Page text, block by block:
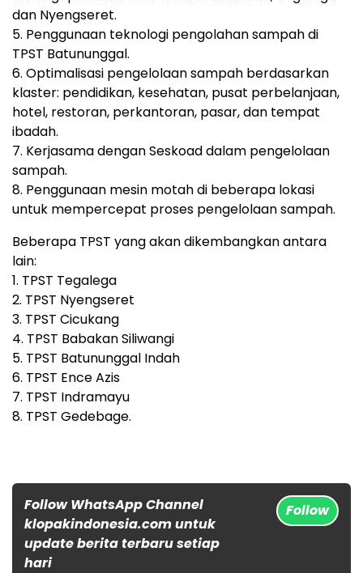
dan Nyengseret.
5. Penggunaan teknologi pengolahan sampah di
TPST Batununggal.
6. Optimalisasi pengelolaan sampah berdasarkan
klaster: pendidikan, kesehatan, pusat perbelanjaan,
hotel, restoran, perkantoran, pasar, dan tempat
ibadah.
7. Kerjasama dengan Seskoad dalam pengelolaan
sampah.
8. Penggunaan mesin motah di beberapa lokasi
untuk mempercepat proses pengelolaan sampah.
Beberapa TPST yang akan dikembangkan antara
lain:
1. TPST Tegalega
2. TPST Nyengseret
3. TPST Cicukang
4. TPST Babakan Siliwangi
5. TPST Batununggal Indah
6. TPST Ence Azis
7. TPST Indramayu
8. TPST Gedebage.
Follow WhatsApp Channel
klopakindonesia.com untuk
update berita terbaru setiap
hari
Follow